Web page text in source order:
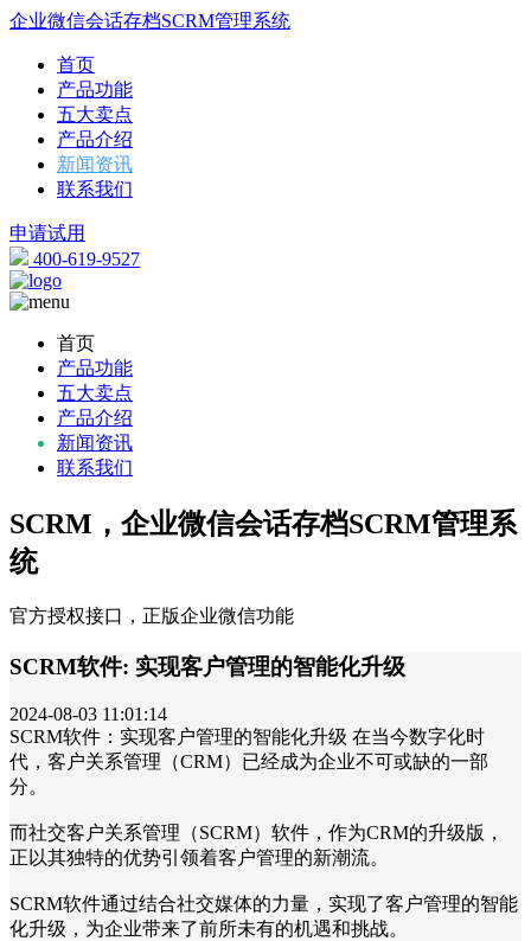
企业微信会话存档SCRM管理系统
首页
产品功能
五大卖点
产品介绍
新闻资讯
联系我们
申请试用
400-619-9527
首页
产品功能
五大卖点
产品介绍
新闻资讯
联系我们
SCRM，企业微信会话存档SCRM管理系
统
官方授权接口，正版企业微信功能
SCRM软件: 实现客户管理的智能化升级
2024-08-03 11:01:14
SCRM软件：实现客户管理的智能化升级 在当今数字化时
代，客户关系管理（CRM）已经成为企业不可或缺的一部
分。
而社交客户关系管理（SCRM）软件，作为CRM的升级版，
正以其独特的优势引领着客户管理的新潮流。
SCRM软件通过结合社交媒体的力量，实现了客户管理的智能
化升级，为企业带来了前所未有的机遇和挑战。